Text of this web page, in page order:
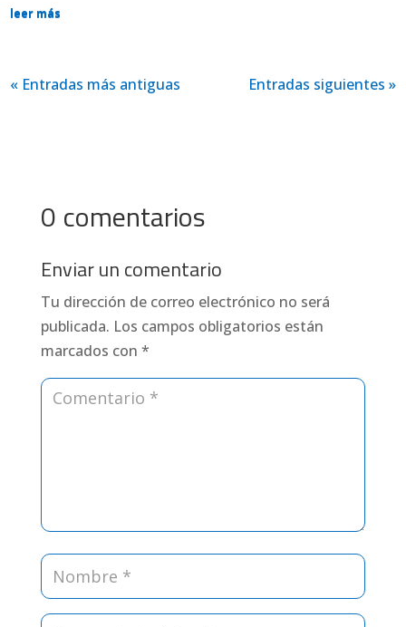
leer más
« Entradas más antiguas Entradas siguientes »
0 comentarios
Enviar un comentario
Tu dirección de correo electrónico no será
publicada. Los campos obligatorios están
marcados con *